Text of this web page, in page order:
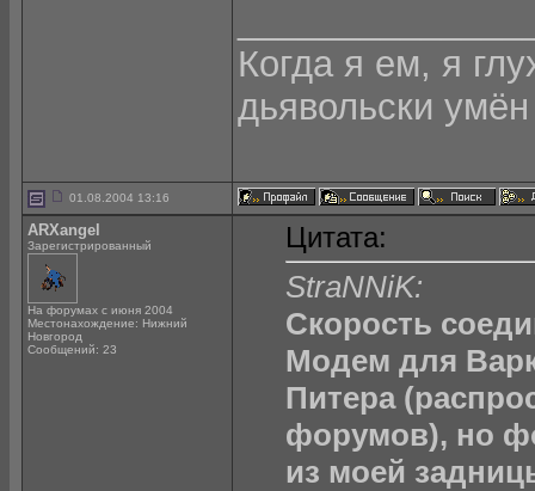
Когда я ем, я
дьявольски умён
01.08.2004 13:16
ARXangel
Зарегистрированный
На форумах с июня 2004
Местонахождение: Нижний
Новгород
Сообщений: 23
Цитата:
StraNNiK:
Скорость
Модем для
Питера
форумов), но
из моей